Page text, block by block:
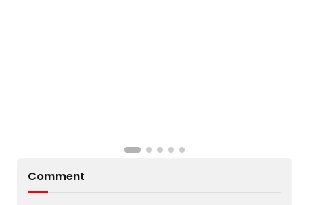
Comment